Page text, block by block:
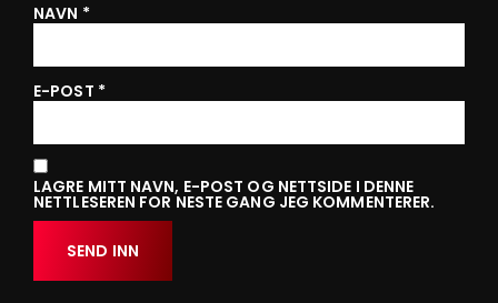
NAVN *
E-POST *
LAGRE MITT NAVN, E-POST OG NETTSIDE I DENNE
NETTLESEREN FOR NESTE GANG JEG KOMMENTERER.